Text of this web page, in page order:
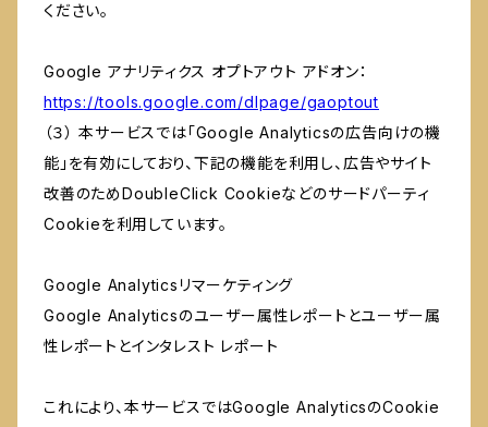
ください。
Google アナリティクス オプトアウト アドオン：
https://tools.google.com/dlpage/gaoptout
（３） 本サービスでは「Google Analyticsの広告向けの機
能」を有効にしており、下記の機能を利用し、広告やサイト
改善のためDoubleClick Cookieなどのサードパーティ
Cookieを利用しています。
Google Analyticsリマーケティング
Google Analyticsのユーザー属性レポートとユーザー属
性レポートとインタレスト レポート
これにより、本サービスではGoogle AnalyticsのCookie